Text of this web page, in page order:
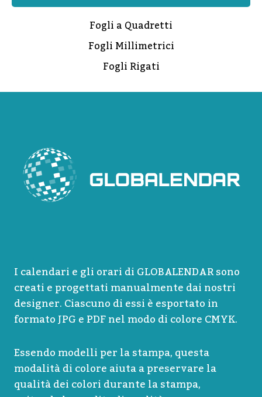
Fogli a Quadretti
Fogli Millimetrici
Fogli Rigati
I calendari e gli orari di GLOBALENDAR sono
creati e progettati manualmente dai nostri
designer. Ciascuno di essi è esportato in
formato JPG e PDF nel modo di colore CMYK.
Essendo modelli per la stampa, questa
modalità di colore aiuta a preservare la
qualità dei colori durante la stampa,